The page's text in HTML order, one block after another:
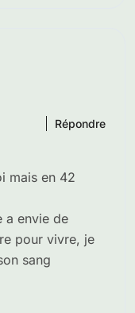
mais en 42
a envie de
pour vivre, je
sang
Répondre